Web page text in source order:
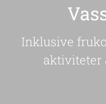
Inklusive
aktiviteter